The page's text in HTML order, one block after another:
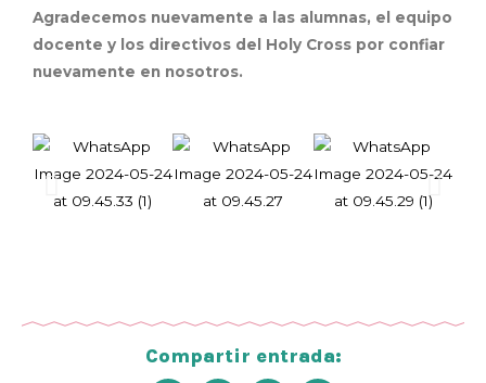
Agradecemos nuevamente a las alumnas, el equipo
docente y los directivos del Holy Cross por confiar
nuevamente en nosotros.
Compartir entrada: